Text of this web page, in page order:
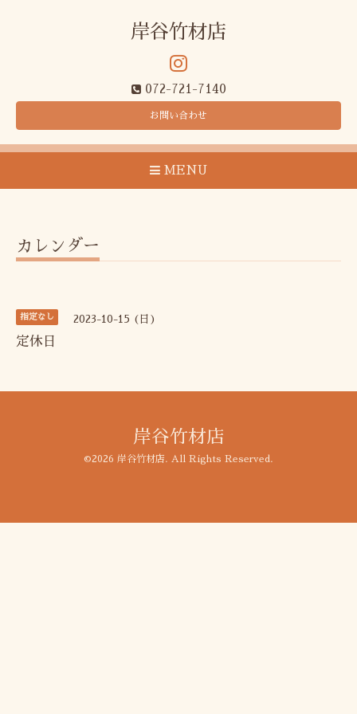
岸谷竹材店
072-721-7140
お問い合わせ
MENU
カレンダー
指定なし 2023-10-15 (日)
定休日
岸谷竹材店
©2026 岸谷竹材店. All Rights Reserved.